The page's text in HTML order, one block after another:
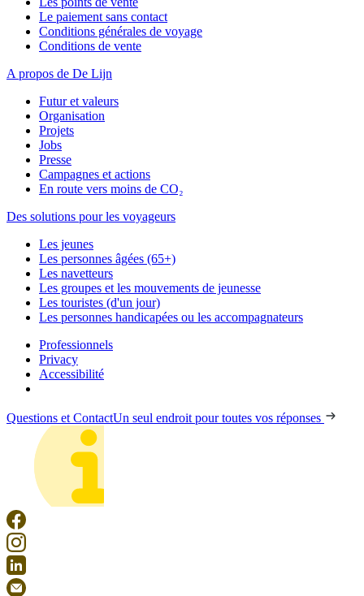
Le paiement sans contact
Conditions générales de voyage
Conditions de vente
A propos de De Lijn
Futur et valeurs
Organisation
Projets
Jobs
Presse
Campagnes et actions
En route vers moins de CO₂
Des solutions pour les voyageurs
Les jeunes
Les personnes âgées (65+)
Les navetteurs
Les groupes et les mouvements de jeunesse
Les touristes (d'un jour)
Les personnes handicapées ou les accompagnateurs
Professionnels
Privacy
Accessibilité
Questions et ContactUn seul endroit pour toutes vos réponses